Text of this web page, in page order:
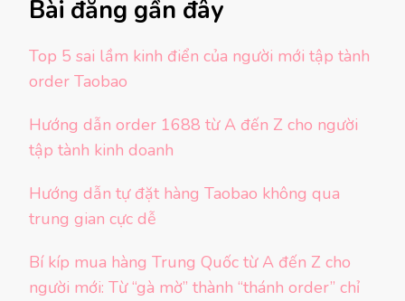
Bài đăng gần đây
Top 5 sai lầm kinh điển của người mới tập tành
order Taobao
Hướng dẫn order 1688 từ A đến Z cho người
tập tành kinh doanh
Hướng dẫn tự đặt hàng Taobao không qua
trung gian cực dễ
Bí kíp mua hàng Trung Quốc từ A đến Z cho
người mới: Từ “gà mờ” thành “thánh order” chỉ